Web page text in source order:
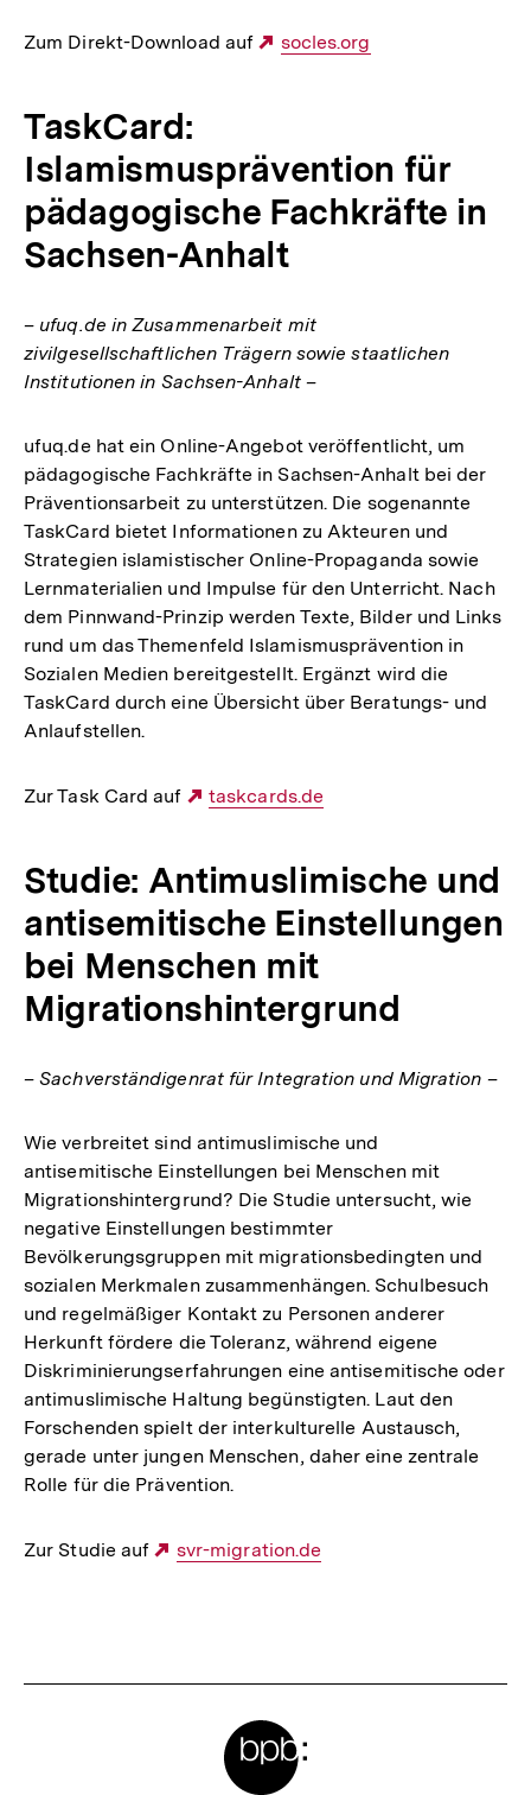
Zum Direkt-Download auf
Externer
socles.org
TaskCard:
Islamismusprävention für
pädagogische Fachkräfte in
Sachsen-Anhalt
– ufuq.de in Zusammenarbeit mit
zivilgesellschaftlichen Trägern sowie staatlichen
Institutionen in Sachsen-Anhalt –
ufuq.de hat ein Online-Angebot veröffentlicht, um
pädagogische Fachkräfte in Sachsen-Anhalt bei der
Präventionsarbeit zu unterstützen. Die sogenannte
TaskCard bietet Informationen zu Akteuren und
Strategien islamistischer Online-Propaganda sowie
Lernmaterialien und Impulse für den Unterricht. Nach
dem Pinnwand-Prinzip werden Texte, Bilder und Links
rund um das Themenfeld Islamismusprävention in
Sozialen Medien bereitgestellt. Ergänzt wird die
TaskCard durch eine Übersicht über Beratungs- und
Anlaufstellen.
Zur Task Card auf
Externer
taskcards.de
Studie: Antimuslimische und
antisemitische Einstellungen
bei Menschen mit
Migrationshintergrund
– Sachverständigenrat für Integration und Migration –
Wie verbreitet sind antimuslimische und
antisemitische Einstellungen bei Menschen mit
Migrationshintergrund? Die Studie untersucht, wie
negative Einstellungen bestimmter
Bevölkerungsgruppen mit migrationsbedingten und
sozialen Merkmalen zusammenhängen. Schulbesuch
und regelmäßiger Kontakt zu Personen anderer
Herkunft fördere die Toleranz, während eigene
Diskriminierungserfahrungen eine antisemitische oder
antimuslimische Haltung begünstigten. Laut den
Forschenden spielt der interkulturelle Austausch,
gerade unter jungen Menschen, daher eine zentrale
Rolle für die Prävention.
Zur Studie auf
Externer
svr-migration.de